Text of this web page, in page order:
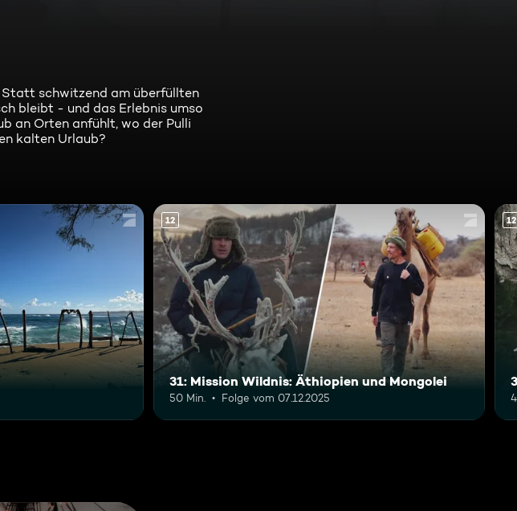
Statt schwitzend am überfüllten
bleibt - und das Erlebnis umso
an Orten anfühlt, wo der Pulli
kalten Urlaub?
12
31: Mission Wildnis: Äthiopien und Mongolei
50 Min. Folge vom 07.12.2025
12